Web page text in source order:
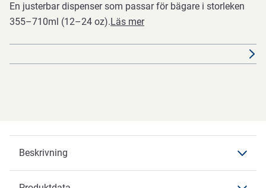
En justerbar dispenser som passar för bägare i storleken
355–710ml (12–24 oz).Läs mer
Beskrivning